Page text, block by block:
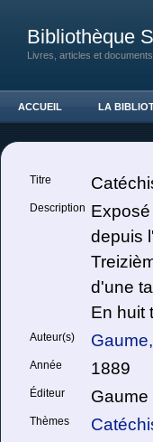
Bibliothèque
Livres, articles et
ACCUEIL LA
Titre
Description
depuis
d'une
En huit
Auteur(s)
Année 1889
Éditeur Gaume
Thèmes